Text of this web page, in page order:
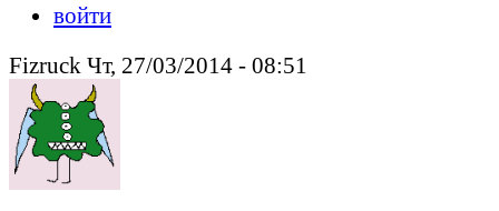
войти
Fizruck Чт, 27/03/2014 - 08:51